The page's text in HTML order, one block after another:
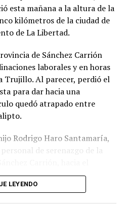
emprendido una ardua
proyectos estratégicos
que representan el
Entre ellos destacan el
de Trujillo, cuya
en noviembre
de Chavimochic; los
con contrato firmado; así
IREN Norte ya fue
de ejecución.
esta mañana a la altura de la
kilómetros de la ciudad de
de La Libertad.
de Sánchez Carrión
laborales y en horas
Trujillo. Al parecer, perdió el
para dar hacia una
quedó atrapado entre
Rodrigo Haro Santamaría,
de serenazgo de la
LEYENDO